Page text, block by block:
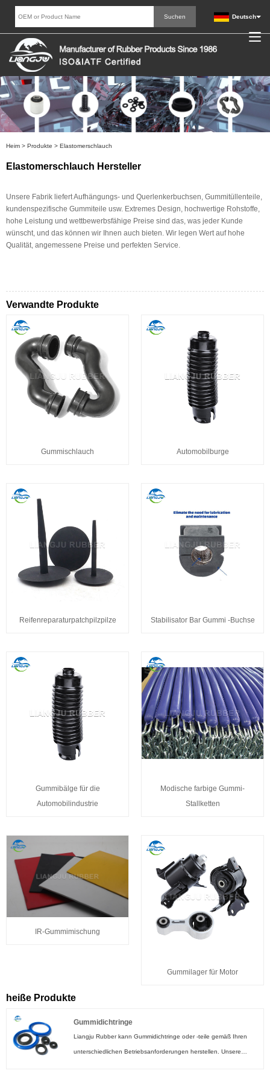
Deutsch
Heim > Produkte > Elastomerschlauch
Elastomerschlauch Hersteller
Unsere Fabrik liefert Aufhängungs- und Querlenkerbuchsen, Gummitüllenteile,
kundenspezifische Gummiteile usw. Extremes Design, hochwertige Rohstoffe,
hohe Leistung und wettbewerbsfähige Preise sind das, was jeder Kunde
wünscht, und das können wir Ihnen auch bieten. Wir legen Wert auf hohe
Qualität, angemessene Preise und perfekten Service.
Verwandte Produkte
Gummischlauch Automobilburge
Reifenreparaturpatchpilzpilze Stabilisator Bar Gummi -Buchse
Gummibälge für die
Automobilindustrie
Modische farbige Gummi-
Stallketten
IR-Gummimischung
Gummilager für Motor
heiße Produkte
Gummidichtringe
Liangju Rubber kann Gummidichtringe oder -teile gemäß Ihren
unterschiedlichen Betriebsanforderungen herstellen. Unsere